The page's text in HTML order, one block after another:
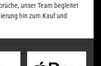
unser Team begleitet
hin zum Kauf und